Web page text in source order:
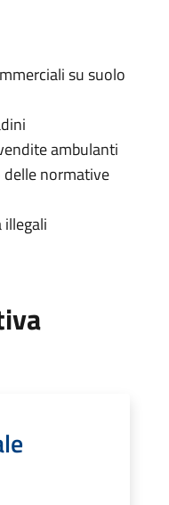
su suolo
ambulanti
normative